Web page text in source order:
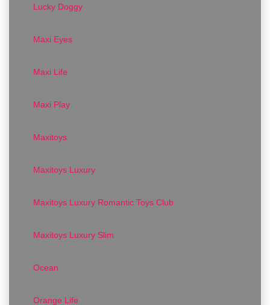
Lucky Doggy
Maxi Eyes
Maxi Life
Maxi Play
Maxitoys
Maxitoys Luxury
Maxitoys Luxury Romantic Toys Club
Maxitoys Luxury Slim
Ocean
Orange Life